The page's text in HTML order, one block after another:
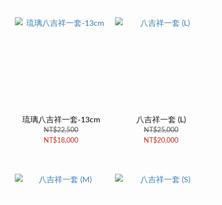
琉璃八吉祥一套-13cm
NT$22,500
NT$18,000
八吉祥一套 (L)
NT$25,000
NT$20,000